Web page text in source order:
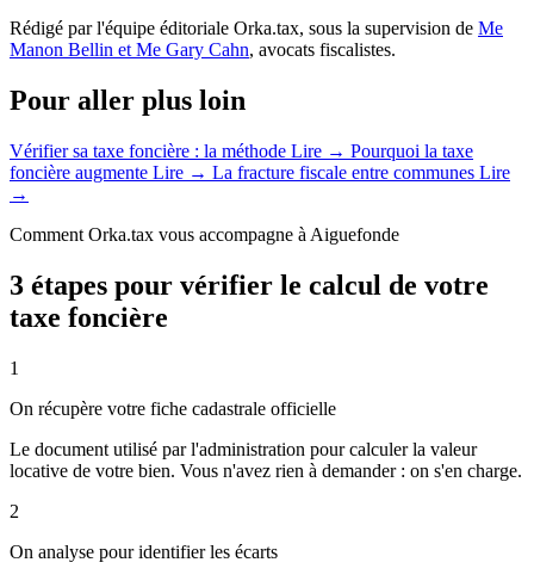
Rédigé par l'équipe éditoriale Orka.tax, sous la supervision de Me
Manon Bellin et Me Gary Cahn, avocats fiscalistes.
Pour aller plus loin
Vérifier sa taxe foncière : la méthode Lire → Pourquoi la taxe
foncière augmente Lire → La fracture fiscale entre communes Lire
→
Comment Orka.tax vous accompagne à Aiguefonde
3 étapes pour vérifier le calcul de votre
taxe foncière
1
On récupère votre fiche cadastrale officielle
Le document utilisé par l'administration pour calculer la valeur
locative de votre bien. Vous n'avez rien à demander : on s'en charge.
2
On analyse pour identifier les écarts